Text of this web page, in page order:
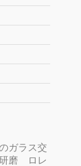
ガラス交
磨
ロレ